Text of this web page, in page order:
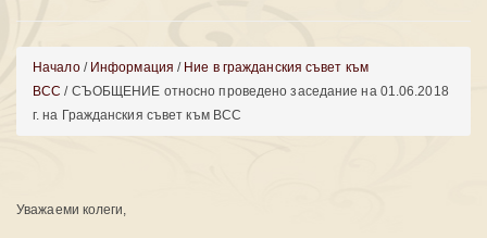
Начало/ Информация / Ние в гражданския съвет към
ВСС / СЪОБЩЕНИЕ относно проведено заседание на 01.06.2018
г. на Гражданския съвет към ВСС
Уважаеми колеги,